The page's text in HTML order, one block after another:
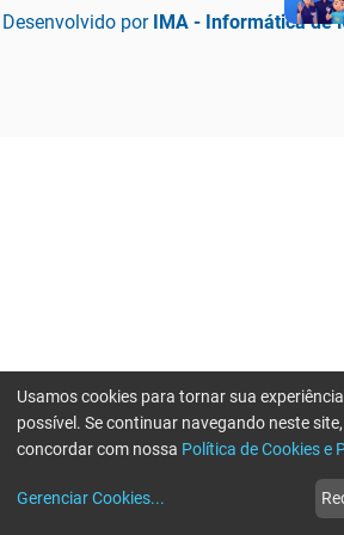
Desenvolvido por IMA - Informática de
Usamos cookies para tornar sua
possível. Se continuar navegando neste
concordar com nossa Política de Cookies e
Gerenciar Cookies...
Erro ao enviar informações, por favor